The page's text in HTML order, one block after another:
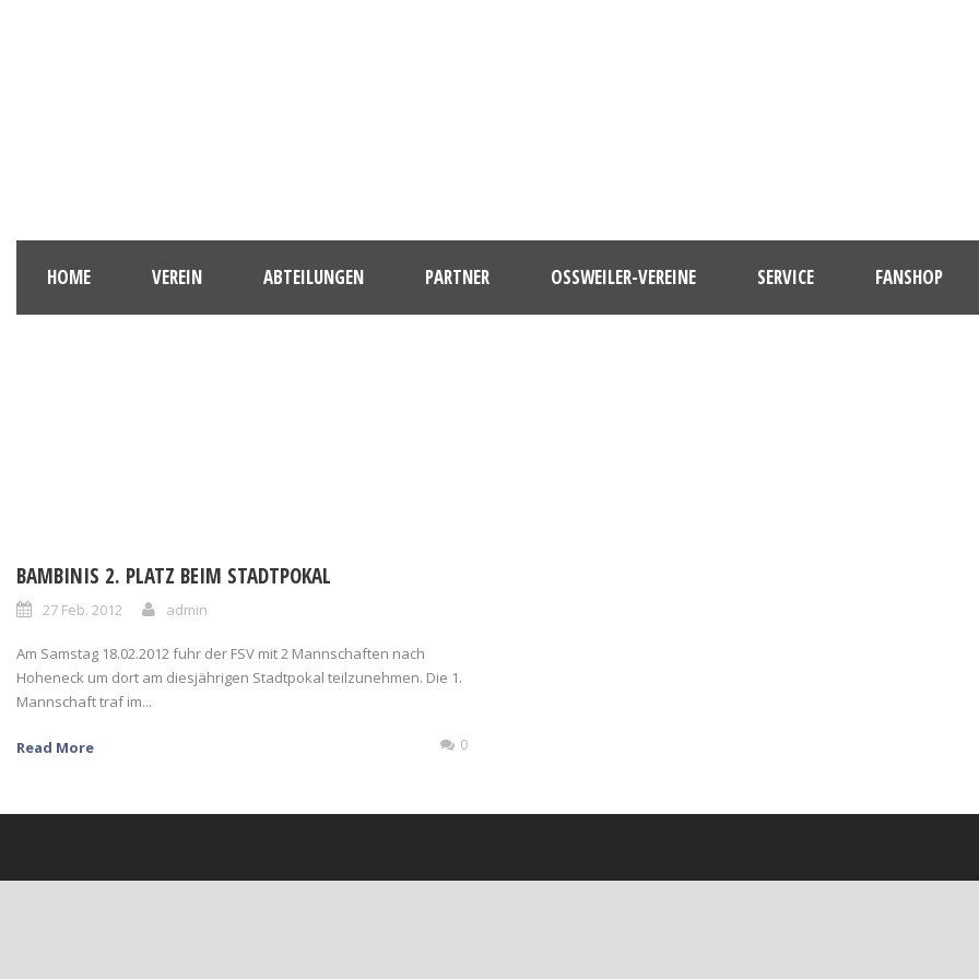
HOME VEREIN ABTEILUNGEN PARTNER OSSWEILER-VEREINE SERVICE FANSHOP
BAMBINIS 2. PLATZ BEIM STADTPOKAL
27 Feb. 2012 admin
Am Samstag 18.02.2012 fuhr der FSV mit 2 Mannschaften nach
Hoheneck um dort am diesjährigen Stadtpokal teilzunehmen. Die 1.
Mannschaft traf im...
Read More 0